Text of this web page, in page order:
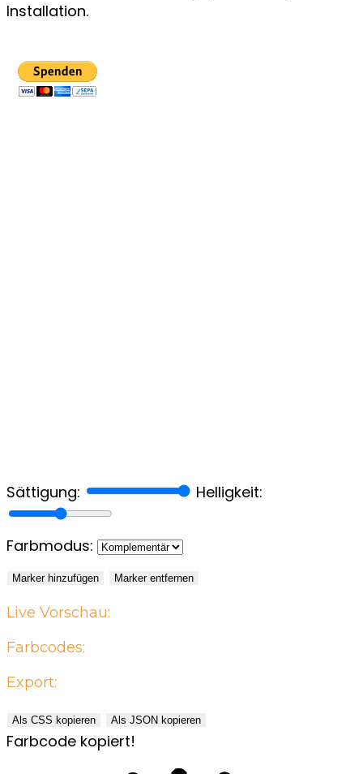
Installation.
Sättigung: Helligkeit:
Farbmodus:
Marker hinzufügen Marker entfernen
Live Vorschau:
Farbcodes:
Export:
Als CSS kopieren Als JSON kopieren
Farbcode kopiert!